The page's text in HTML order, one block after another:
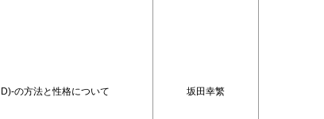
の方法と性格について 坂田幸繁